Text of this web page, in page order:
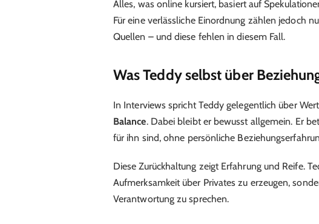
Alles, was online kursiert, basiert auf
Für eine verlässliche Einordnung zählen jedoch
Quellen – und diese fehlen in diesem Fall.
Was Teddy selbst über
In Interviews spricht Teddy gelegentlich über
Balance. Dabei bleibt er bewusst allgemein. Er
für ihn sind, ohne persönliche
Diese Zurückhaltung zeigt Erfahrung und Reife.
Aufmerksamkeit über Privates zu erzeugen,
Verantwortung zu sprechen.